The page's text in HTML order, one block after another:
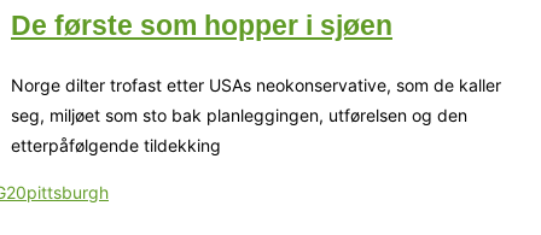
De første som hopper i sjøen
Norge dilter trofast etter USAs neokonservative, som de kaller
seg, miljøet som sto bak planleggingen, utførelsen og den
etterpåfølgende tildekking